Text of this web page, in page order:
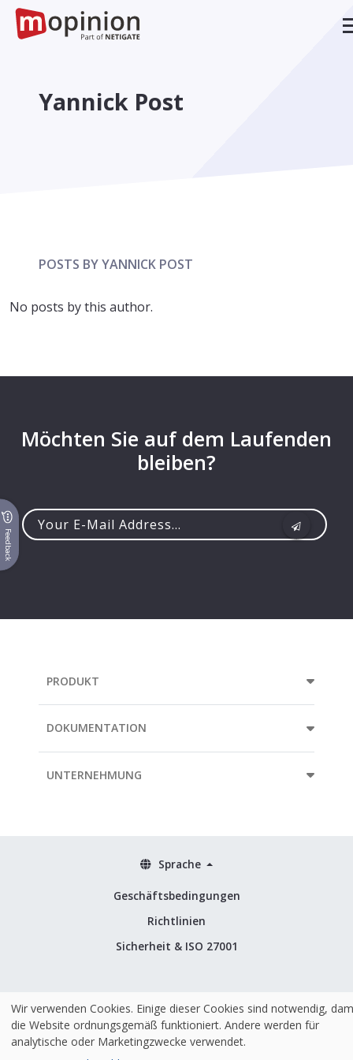
Yannick Post
POSTS BY YANNICK POST
No posts by this author.
Möchten Sie auf dem Laufenden
bleiben?
PRODUKT
DOKUMENTATION
UNTERNEHMUNG
Geschäftsbedingungen
Richtlinien
Sicherheit & ISO 27001
Sprache
Gehostet und mit ❤️ in der EU gemacht © 2026 Alle Rechte vorbehalten
Wir verwenden Cookies. Einige dieser Cookies sind notwendig,
die Website ordnungsgemäß funktioniert. Andere werden für
analytische oder Marketingzwecke verwendet.
Feedback